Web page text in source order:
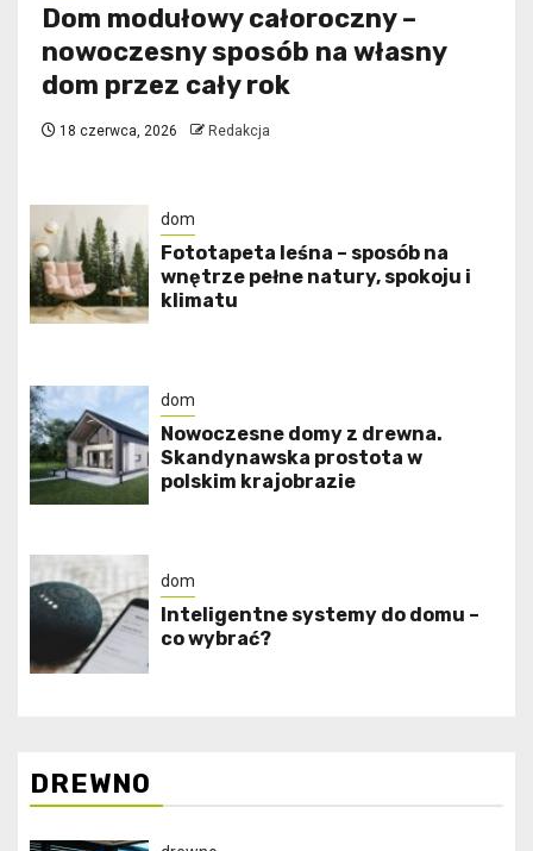
Dom modułowy całoroczny –
nowoczesny sposób na własny
dom przez cały rok
18 czerwca, 2026 Redakcja
dom
​Fototapeta leśna – sposób na
wnętrze pełne natury, spokoju i
klimatu
dom
Nowoczesne domy z drewna.
Skandynawska prostota w
polskim krajobrazie
dom
Inteligentne systemy do domu –
co wybrać?
DREWNO